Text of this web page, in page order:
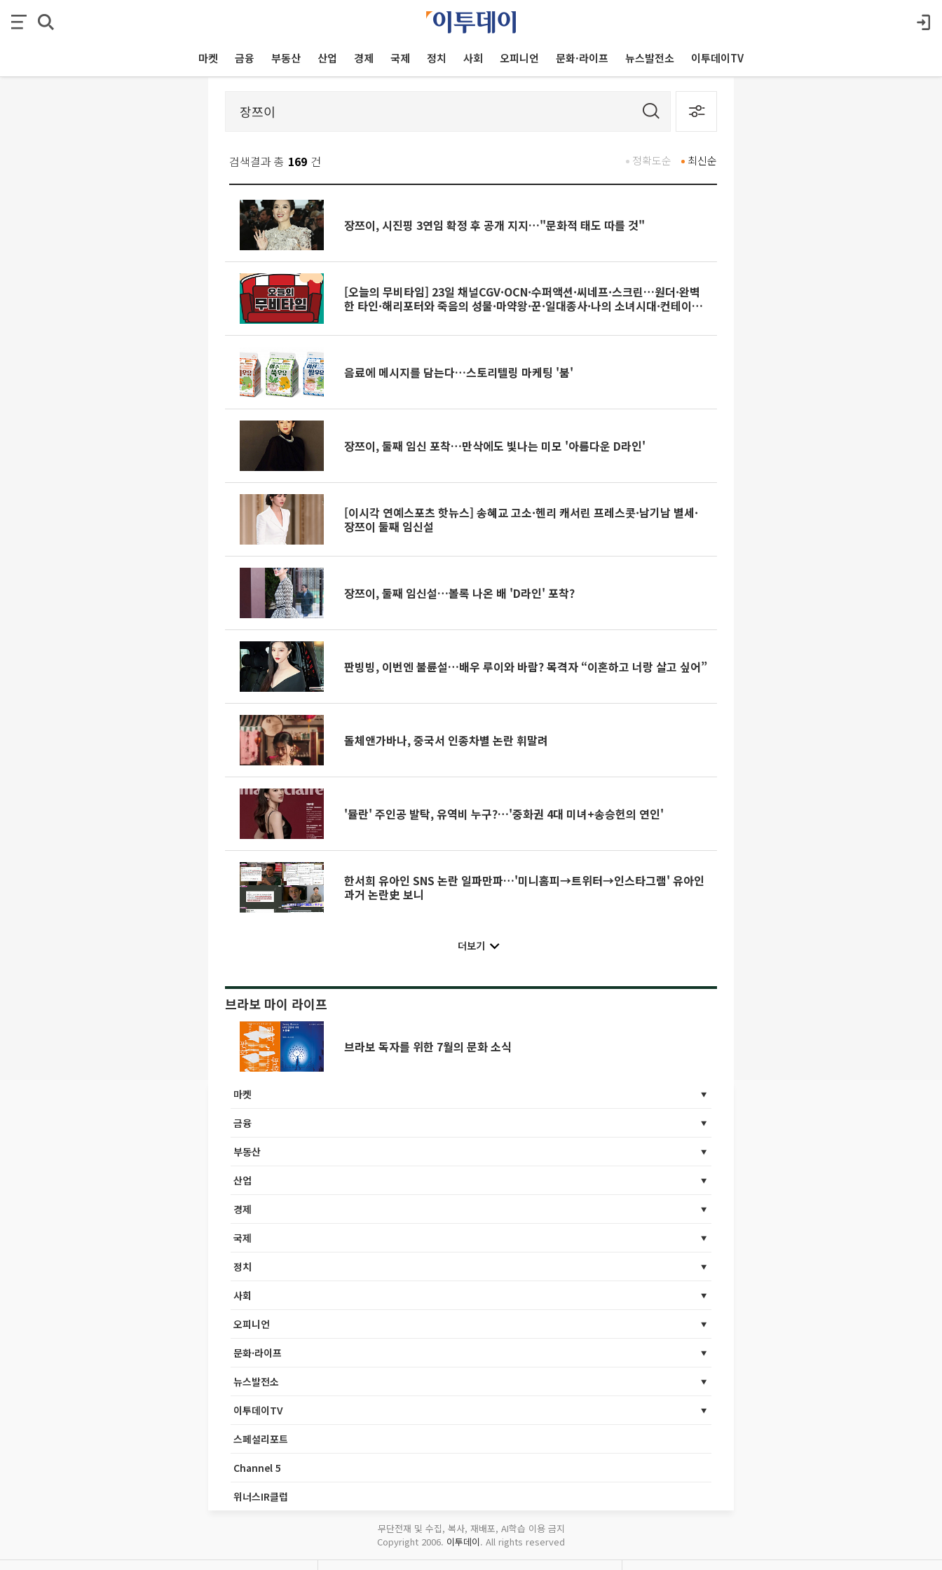
마켓 금융 부동산 산업 경제 국제 정치 사회 오피니언 문화·라이프 뉴스발전소 이투데이TV
검색결과 총 169 건 최신순
정확도순
장쯔이, 시진핑 3연임 확정 후 공개 지지…"문화적 태도 따를 것"
[오늘의 무비타임] 23일 채널CGV·OCN·수퍼액션·씨네프·스크린…원더·완벽
한 타인·해리포터와 죽음의 성물·마약왕·꾼·일대종사·나의 소녀시대·컨테이
음료에 메시지를 담는다…스토리텔링 마케팅 '붐'
장쯔이, 둘째 임신 포착…만삭에도 빛나는 미모 '아름다운 D라인'
[이시각 연예스포츠 핫뉴스] 송혜교 고소·헨리 캐서린 프레스콧·남기남 별세·
장쯔이 둘째 임신설
장쯔이, 둘째 임신설…볼록 나온 배 'D라인' 포착?
판빙빙, 이번엔 불륜설…배우 루이와 바람? 목격자 “이혼하고 너랑 살고 싶어”
돌체앤가바나, 중국서 인종차별 논란 휘말려
'뮬란' 주인공 발탁, 유역비 누구?…'중화권 4대 미녀+송승헌의 연인'
한서희 유아인 SNS 논란 일파만파…'미니홈피→트위터→인스타그램' 유아인
과거 논란史 보니
더보기
브라보 마이 라이프
브라보 독자를 위한 7월의 문화 소식
마켓
금융
부동산
산업
경제
국제
정치
사회
오피니언
문화·라이프
뉴스발전소
이투데이TV
스페셜리포트
Channel 5
위너스IR클럽
무단전재 및 수집, 복사, 재배포, AI학습 이용 금지
Copyright 2006. 이투데이. All rights reserved